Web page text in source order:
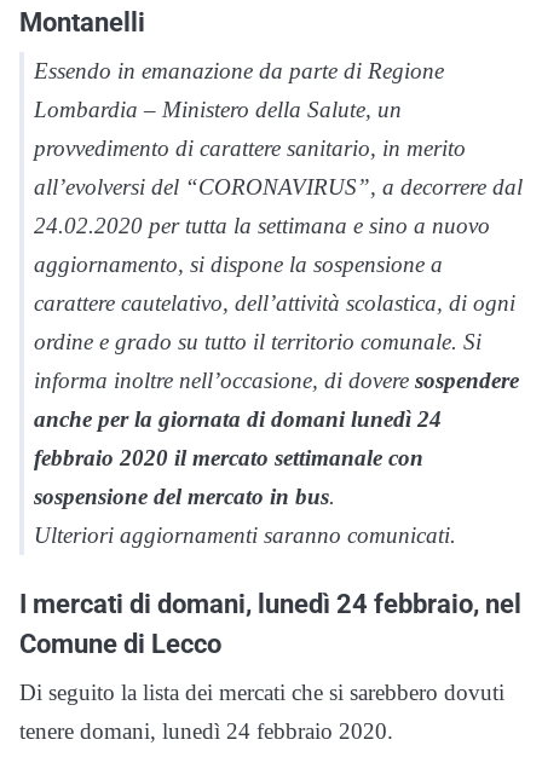
Montanelli
Essendo in emanazione da parte di Regione
Lombardia – Ministero della Salute, un
provvedimento di carattere sanitario, in merito
all’evolversi del “CORONAVIRUS”, a decorrere dal
24.02.2020 per tutta la settimana e sino a nuovo
aggiornamento, si dispone la sospensione a
carattere cautelativo, dell’attività scolastica, di ogni
ordine e grado su tutto il territorio comunale. Si
informa inoltre nell’occasione, di dovere sospendere
anche per la giornata di domani lunedì 24
febbraio 2020 il mercato settimanale con
sospensione del mercato in bus.
Ulteriori aggiornamenti saranno comunicati.
I mercati di domani, lunedì 24 febbraio, nel
Comune di Lecco
Di seguito la lista dei mercati che si sarebbero dovuti
tenere domani, lunedì 24 febbraio 2020.